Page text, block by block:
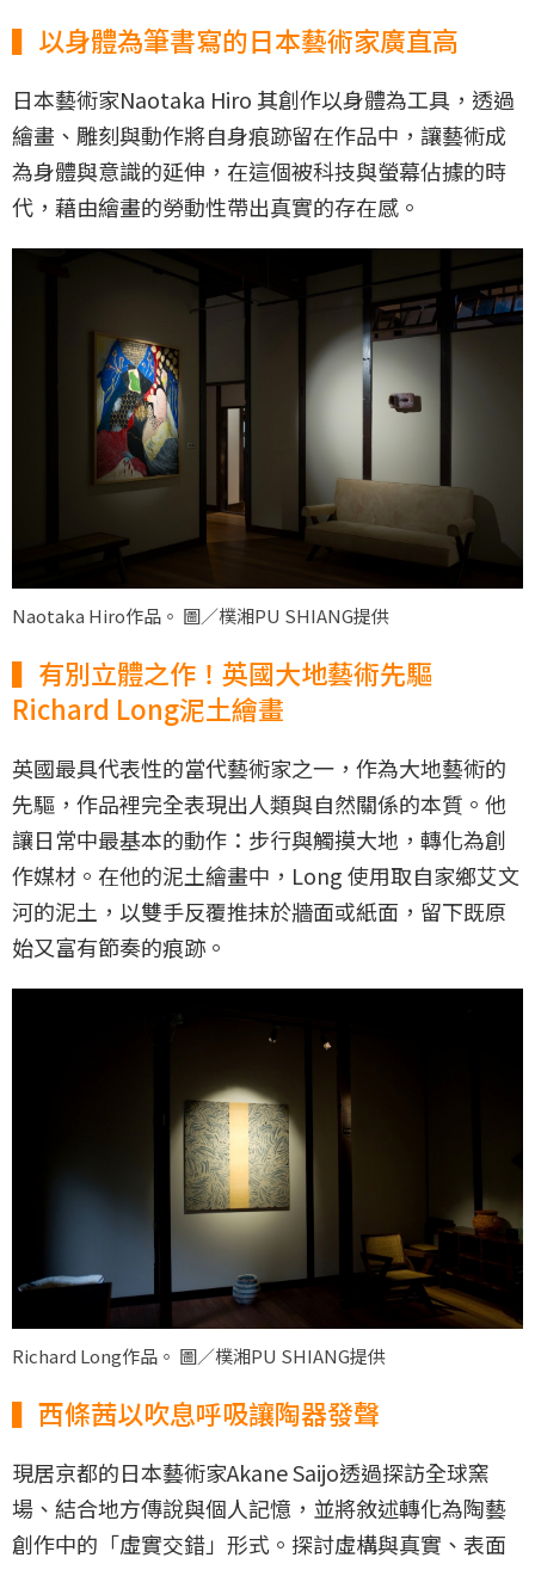
▍以身體為筆書寫的日本藝術家廣直高
日本藝術家Naotaka Hiro 其創作以身體為工具，透過
繪畫、雕刻與動作將自身痕跡留在作品中，讓藝術成
為身體與意識的延伸，在這個被科技與螢幕佔據的時
代，藉由繪畫的勞動性帶出真實的存在感。
Naotaka Hiro作品。 圖／樸湘PU SHIANG提供
▍有別立體之作！英國大地藝術先驅
Richard Long泥土繪畫
英國最具代表性的當代藝術家之一，作為大地藝術的
先驅，作品裡完全表現出人類與自然關係的本質。他
讓日常中最基本的動作：步行與觸摸大地，轉化為創
作媒材。在他的泥土繪畫中，Long 使用取自家鄉艾文
河的泥土，以雙手反覆推抹於牆面或紙面，留下既原
始又富有節奏的痕跡。
Richard Long作品。 圖／樸湘PU SHIANG提供
▍西條茜以吹息呼吸讓陶器發聲
現居京都的日本藝術家Akane Saijo透過探訪全球窯
場、結合地方傳說與個人記憶，並將敘述轉化為陶藝
創作中的「虛實交錯」形式。探討虛構與真實、表面